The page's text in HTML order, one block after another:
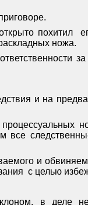
похитил
ножа.
и на
и
с целью
в деле